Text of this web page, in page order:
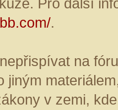
.
na
jiným
v zemi,